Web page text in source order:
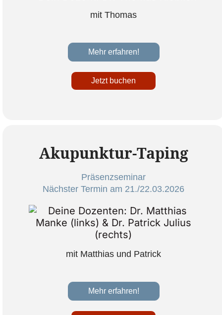
mit Thomas
Mehr erfahren!
Jetzt buchen
Akupunktur-Taping
Präsenzseminar
Nächster Termin am 21./22.03.2026
mit Matthias und Patrick
Mehr erfahren!